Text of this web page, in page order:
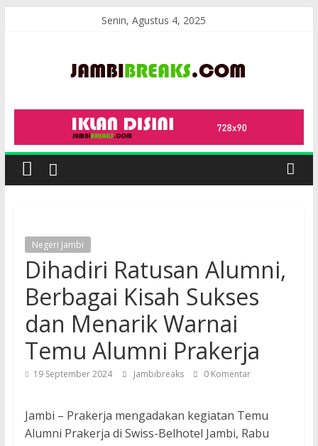
Senin, Agustus 4, 2025
JambiBreaks
Negeri Jambi
Dihadiri Ratusan Alumni,
Berbagai Kisah Sukses
dan Menarik Warnai
Temu Alumni Prakerja
19 September 2024 Jambibreaks 0 Komentar
Jambi – Prakerja mengadakan kegiatan Temu
Alumni Prakerja di Swiss-Belhotel Jambi, Rabu